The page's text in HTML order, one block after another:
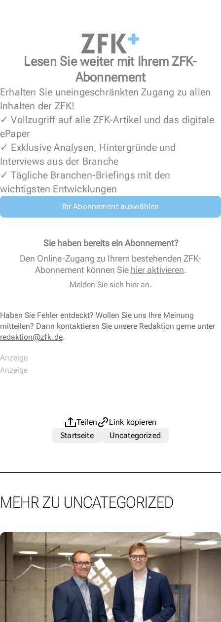
Lesen Sie weiter mit Ihrem ZFK-
Abonnement
Erhalten Sie uneingeschränkten Zugang zu allen
Inhalten der ZFK!
✓ Vollzugriff auf alle ZFK-Artikel und das digitale
ePaper
✓ Exklusive Analysen, Hintergründe und
Interviews aus der Branche
✓ Tägliche Branchen-Briefings mit den
wichtigsten Entwicklungen
Ihr Abonnement auswählen
Sie haben bereits ein Abonnement?
Den Online-Zugang zu Ihrem bestehenden ZFK-
Abonnement können Sie hier aktivieren.
Melden Sie sich hier an.
Haben Sie Fehler entdeckt? Wollen Sie uns Ihre Meinung
mitteilen? Dann kontaktieren Sie unsere Redaktion gerne unter
redaktion@zfk.de.
Teilen
Link kopieren
Startseite
Uncategorized
MEHR ZU UNCATEGORIZED